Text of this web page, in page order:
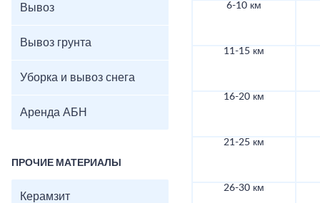
Вывоз
Вывоз грунта
Уборка и вывоз снега
Аренда АБН
ПРОЧИЕ МАТЕРИАЛЫ
Керамзит
6-10 км
11-15 км
16-20 км
21-25 км
26-30 км